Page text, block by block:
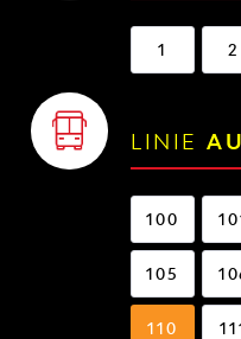
1 2
LINIE
100
105
110